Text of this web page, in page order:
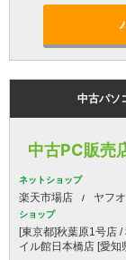
中古パソ
中古PC販売
ネットショップ
楽天市場店 ヤフ
ショップ
[東京都]秋葉原1号店
イル館日本橋店 [愛知